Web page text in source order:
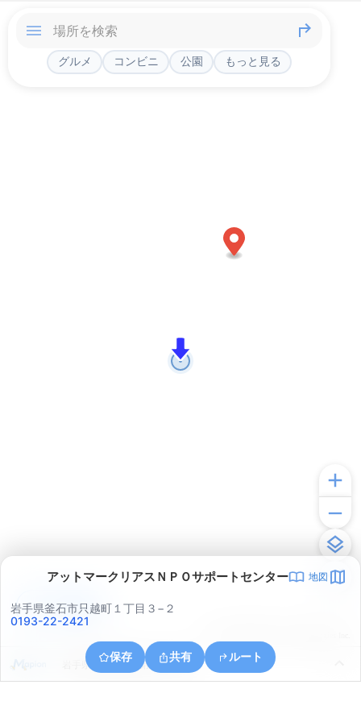
グルメ コンビニ 公園 もっと見る
アットマークリアスＮＰＯサポートセンター 地図
岩手県釜石市只越町１丁目３−２
0193-22-2421
保存 共有 ルート
岩手県釜石市釜石第１５地割
アプリで見る